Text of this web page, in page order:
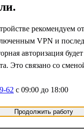
рекомендуем
VPN и
авторизация
Это связано со
62 с 09:00 до 18:00
Продолжить работу